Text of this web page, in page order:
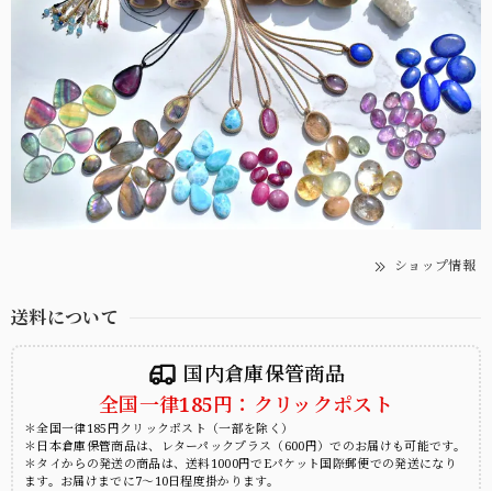
ショップ情報
送料について
国内倉庫保管商品
全国一律185円：クリックポスト
＊全国一律185円クリックポスト（一部を除く）
＊日本倉庫保管商品は、レターパックプラス（600円）でのお届けも可能です。
＊タイからの発送の商品は、送料1000円でEパケット国際郵便での発送になり
ます。お届けまでに7～10日程度掛かります。